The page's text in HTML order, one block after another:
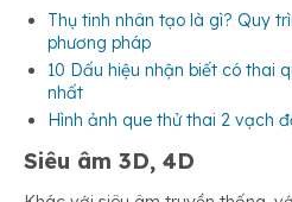
Thụ tinh nhân tạo là gì? Quy
phương pháp
10 Dấu hiệu nhận biết có thai
nhất
Hình ảnh que thử thai 2 vạch
Siêu âm 3D, 4D